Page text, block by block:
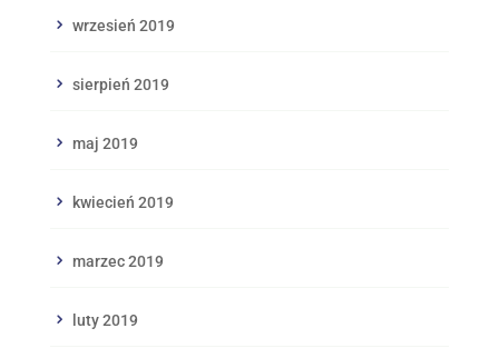
wrzesień 2019
sierpień 2019
maj 2019
kwiecień 2019
marzec 2019
luty 2019